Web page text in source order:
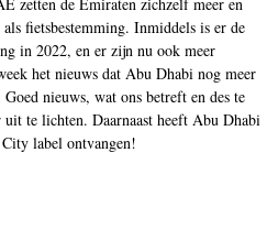
fietsbestemming. Inmiddels is er de
in 2022, en er zijn nu ook meer
het nieuws dat Abu Dhabi nog meer
nieuws, wat ons betreft en des te
te lichten. Daarnaast heeft Abu Dhabi
label ontvangen!